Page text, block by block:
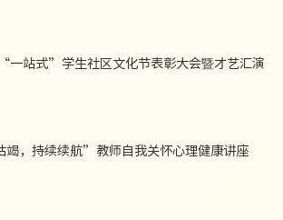
一站式”学生社区文化节表彰大会暨才艺汇演
，持续续航”教师自我关怀心理健康讲座